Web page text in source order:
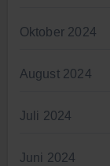
Oktober 2024
August 2024
Juli 2024
Juni 2024